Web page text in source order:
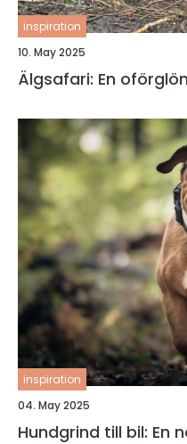
inspiration
10. May 2025
Älgsafari: En
inspiration
04. May 2025
Hundgrind till bil: En